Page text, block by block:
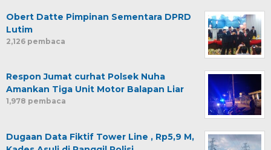
Obert Datte Pimpinan Sementara DPRD
Lutim
2,126 pembaca
Respon Jumat curhat Polsek Nuha
Amankan Tiga Unit Motor Balapan Liar
1,978 pembaca
Dugaan Data Fiktif Tower Line , Rp5,9 M,